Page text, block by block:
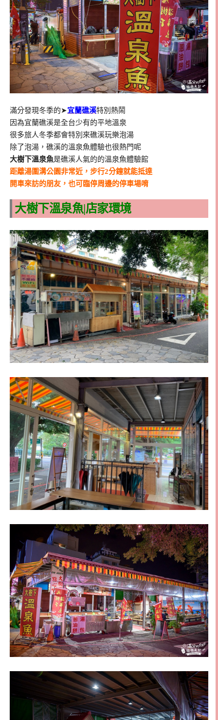
滿分發現冬季的➤宜蘭礁溪特別熱鬧
因為宜蘭礁溪是全台少有的平地溫泉
很多旅人冬季都會特別來礁溪玩樂泡湯
除了泡湯，礁溪的溫泉魚體驗也很熱門呢
大樹下溫泉魚是礁溪人氣的的溫泉魚體驗館
距離湯圍溝公園非常近，步行2分鐘就能抵達
開車來訪的朋友，也可臨停周邊的停車場唷
大樹下溫泉魚|店家環境